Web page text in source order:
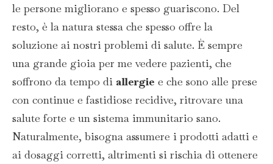
le persone migliorano e spesso guariscono. Del
resto, è la natura stessa che spesso offre la
soluzione ai nostri problemi di salute. È sempre
una grande gioia per me vedere pazienti, che
soffrono da tempo di allergie e che sono alle prese
con continue e fastidiose recidive, ritrovare una
salute forte e un sistema immunitario sano.
Naturalmente, bisogna assumere i prodotti adatti e
ai dosaggi corretti, altrimenti si rischia di ottenere